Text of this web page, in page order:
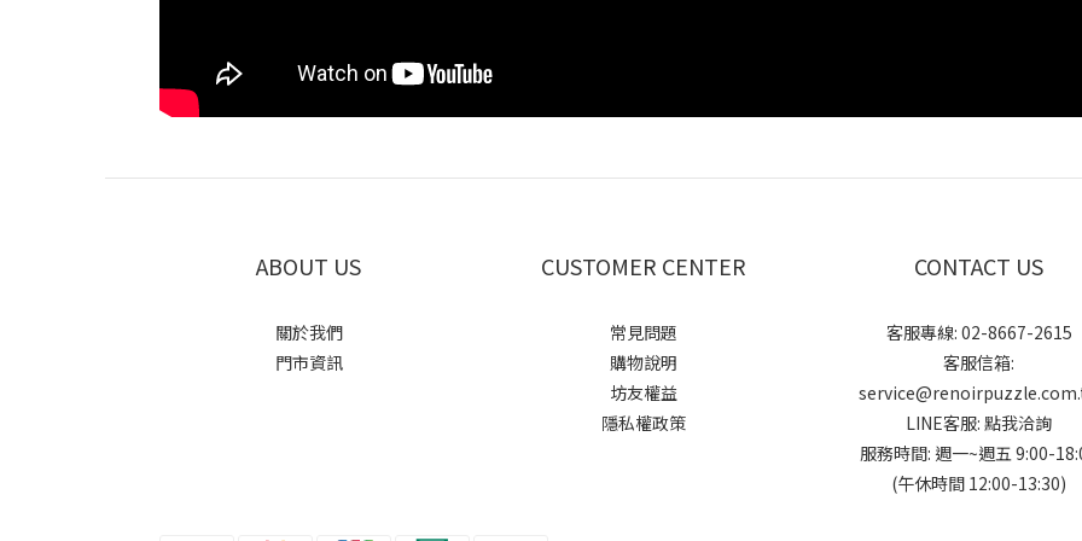
ABOUT US
關於我們
門市資訊
CUSTOMER CENTER
常見問題
購物說明
坊友權益
隱私權政策
CONTACT US
客服專線: 02-8667-2615
客服信箱:
LINE客服:點我洽詢
服務時間: 週一~週五 9:00-
(午休時間 12:00-13:30)